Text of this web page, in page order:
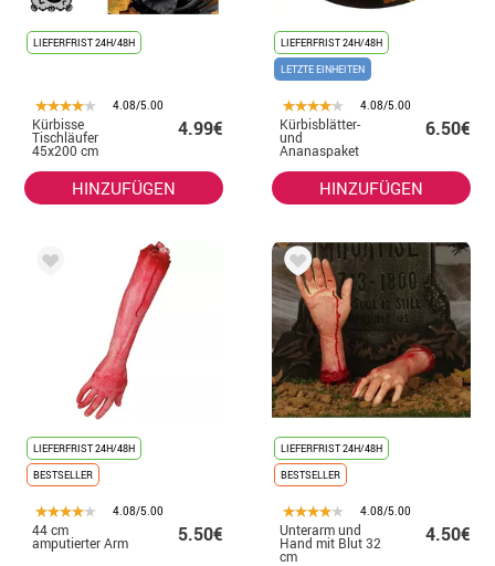
LIEFERFRIST 24H/48H
4.08/5.00
Kürbisse
Tischläufer
45x200 cm
4.99€
HINZUFÜGEN
LIEFERFRIST 24H/48H
LETZTE EINHEITEN
4.08/5.00
Kürbisblätter-
und
Ananaspaket
6.50€
HINZUFÜGEN
LIEFERFRIST 24H/48H
BESTSELLER
4.08/5.00
44 cm
amputierter Arm 5.50€
LIEFERFRIST 24H/48H
BESTSELLER
4.08/5.00
Unterarm und
Hand mit Blut 32
cm
4.50€